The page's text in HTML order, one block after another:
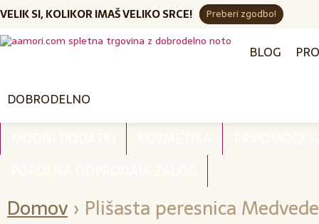
VELIK SI, KOLIKOR IMAŠ VELIKO SRCE! Preberi zgodbo!
BLOG
DOBRODELNO
Domov › Plišasta peresnica